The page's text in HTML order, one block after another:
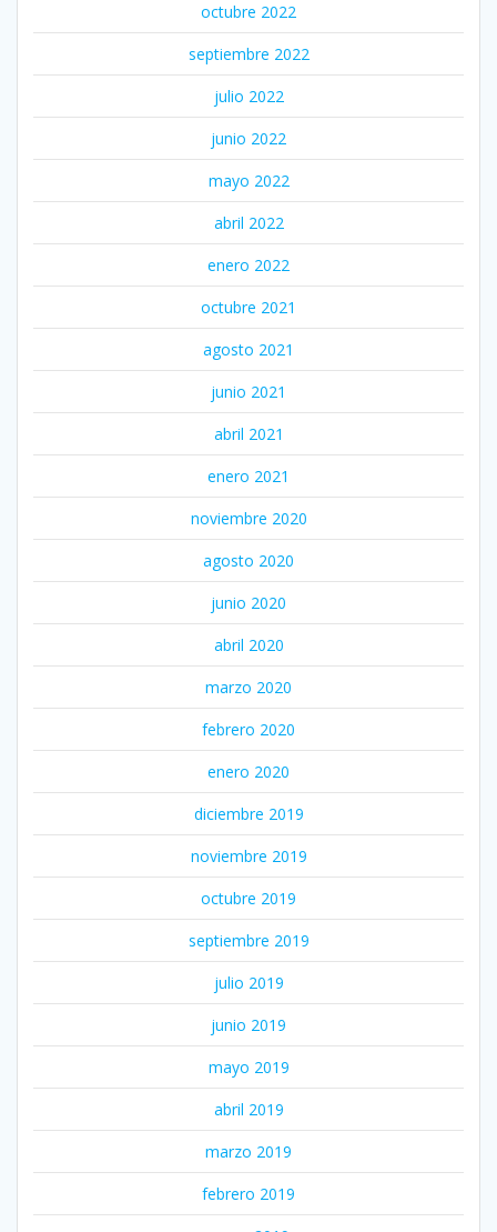
octubre 2022
septiembre 2022
julio 2022
junio 2022
mayo 2022
abril 2022
enero 2022
octubre 2021
agosto 2021
junio 2021
abril 2021
enero 2021
noviembre 2020
agosto 2020
junio 2020
abril 2020
marzo 2020
febrero 2020
enero 2020
diciembre 2019
noviembre 2019
octubre 2019
septiembre 2019
julio 2019
junio 2019
mayo 2019
abril 2019
marzo 2019
febrero 2019